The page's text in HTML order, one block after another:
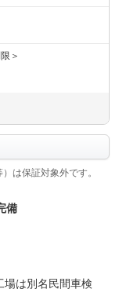
＞
点検整備付
24ヶ月点検整備付
は保証対象外です。
備
は別名民間車検